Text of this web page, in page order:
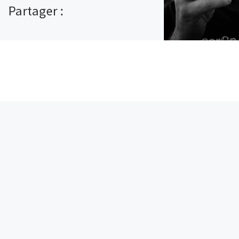
Partager :